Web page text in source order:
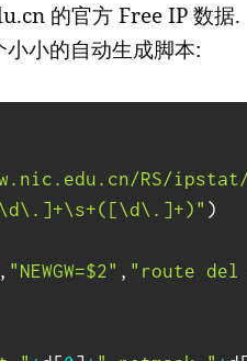
的官方 Free IP 数据.
小的自动生成脚本:
RS/
)
, "NEWGW=$2" , "route del